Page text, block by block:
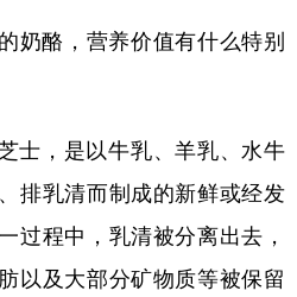
奶酪，营养价值有什么特别
士，是以牛乳、羊乳、水牛
排乳清而制成的新鲜或经发
过程中，乳清被分离出去，
以及大部分矿物质等被保留